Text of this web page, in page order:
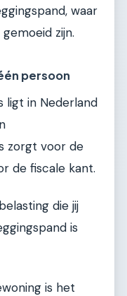
waar
zijn.
persoon
ligt in Nederland
zorgt voor de
de fiscale kant.
die jij
is
is het